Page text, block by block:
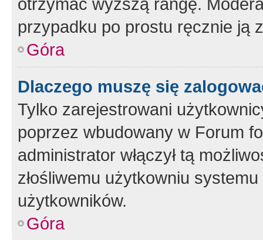
przypadku po prostu ręcznie ją
Góra
Dlaczego muszę się
Tylko zarejestrowani
poprzez wbudowany w Forum
administrator włączył tą
złośliwemu użytkowniu
użytkowników.
Góra